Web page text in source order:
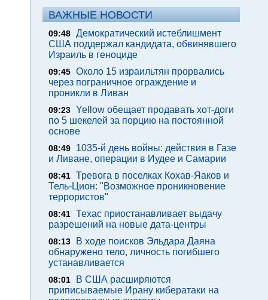
ВАЖНЫЕ НОВОСТИ
09:48 Демократический истеблишмент
США поддержал кандидата, обвинявшего
Израиль в геноциде
09:45 Около 15 израильтян прорвались
через пограничное ограждение и
проникли в Ливан
09:23 Yellow обещает продавать хот-доги
по 5 шекелей за порцию на постоянной
основе
08:49
1035-й день войны: действия в Газе
и Ливане, операции в Иудее и Самарии
08:41 Тревога в поселках Кохав-Яаков и
Тель-Цион: "Возможное проникновение
террористов"
08:41 Техас приостанавливает выдачу
разрешений на новые дата-центры
08:13
В ходе поисков Эльдара Даяна
обнаружено тело, личность погибшего
устанавливается
08:01
В США расширяются
приписываемые Ирану кибератаки на